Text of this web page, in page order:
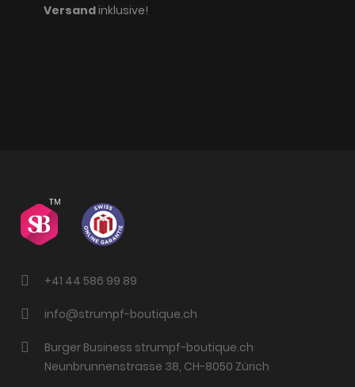
Versandinklusive!
+41 44 586 99 89
info@strumpf-boutique.ch
Burger Business strumpf-boutique.ch
Neunbrunnenstrasse 38, CH-8050 Zürich